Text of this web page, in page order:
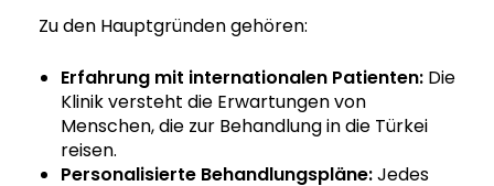
Zu den Hauptgründen gehören:
Erfahrung mit internationalen Patienten: Die
Klinik versteht die Erwartungen von
Menschen, die zur Behandlung in die Türkei
reisen.
Personalisierte Behandlungspläne:Jedes